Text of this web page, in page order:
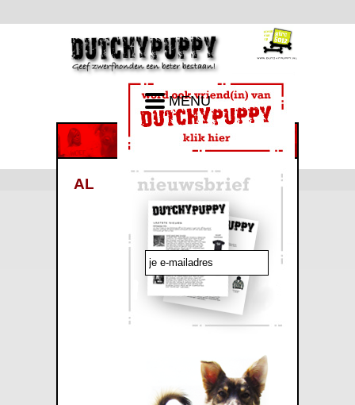
MENU
emailadres
AL